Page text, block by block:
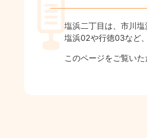
塩浜二丁目は、市川
塩浜02や行徳03など
このページをご覧い